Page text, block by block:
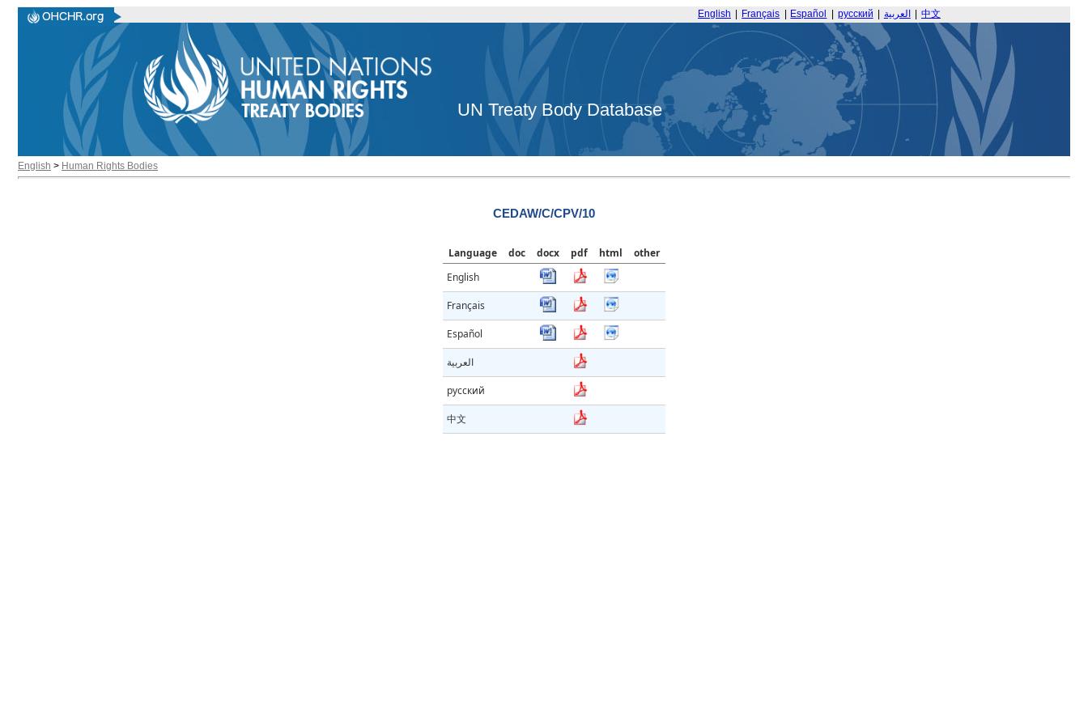
English Français Español русский العربية 中文
UN Treaty Body Database
English > Human Rights Bodies
CEDAW/C/CPV/10
Language doc docx pdf html
other
English
Français
Español
العربية
русский
中文